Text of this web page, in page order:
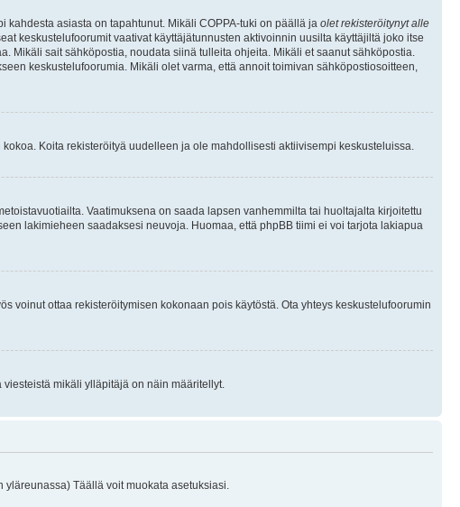
asiasta on tapahtunut. Mikäli COPPA-tuki on päällä ja olet rekisteröitynyt alle
keskustelufoorumit vaativat käyttäjätunnusten aktivoinnin uusilta käyttäjiltä joko itse
sait sähköpostia, noudata siinä tulleita ohjeita. Mikäli et saanut sähköpostia.
keskustelufoorumia. Mikäli olet varma, että annoit toimivan sähköpostiosoitteen,
Koita rekisteröityä uudelleen ja ole mahdollisesti aktiivisempi keskusteluissa.
Vaatimuksena on saada lapsen vanhemmilta tai huoltajalta kirjoitettu
lakimieheen saadaksesi neuvoja. Huomaa, että phpBB tiimi ei voi tarjota lakiapua
voinut ottaa rekisteröitymisen kokonaan pois käytöstä. Ota yhteys keskustelufoorumin
mikäli ylläpitäjä on näin määritellyt.
Täällä voit muokata asetuksiasi.